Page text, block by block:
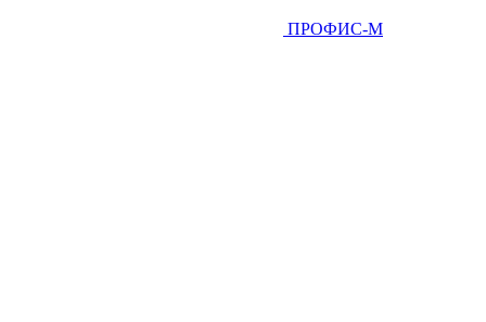
ПРОФИС-М